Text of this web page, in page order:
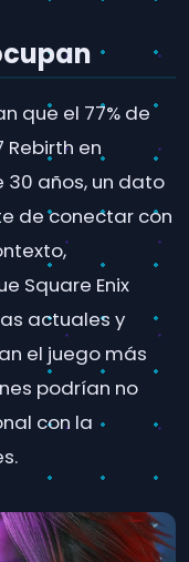
que el 77% de
Rebirth en
30 años, un dato
de conectar con
Square Enix
actuales y
el juego más
podrían no
con la